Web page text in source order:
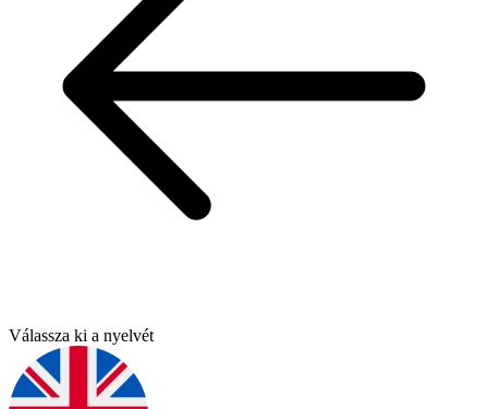
Válassza ki a nyelvét